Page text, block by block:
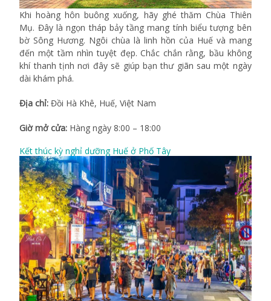
Khi hoàng hôn buông xuống, hãy ghé thăm Chùa Thiên
Mụ. Đây là ngọn tháp bảy tầng mang tính biểu tượng bên
bờ Sông Hương. Ngôi chùa là linh hồn của Huế và mang
đến một tầm nhìn tuyệt đẹp. Chắc chắn rằng, bầu không
khí thanh tịnh nơi đây sẽ giúp bạn thư giãn sau một ngày
dài khám phá.
Địa chỉ: Đồi Hà Khê, Huế, Việt Nam
Giờ mở cửa: Hàng ngày 8:00 – 18:00
Kết thúc kỳ nghỉ dưỡng Huế ở Phố Tây